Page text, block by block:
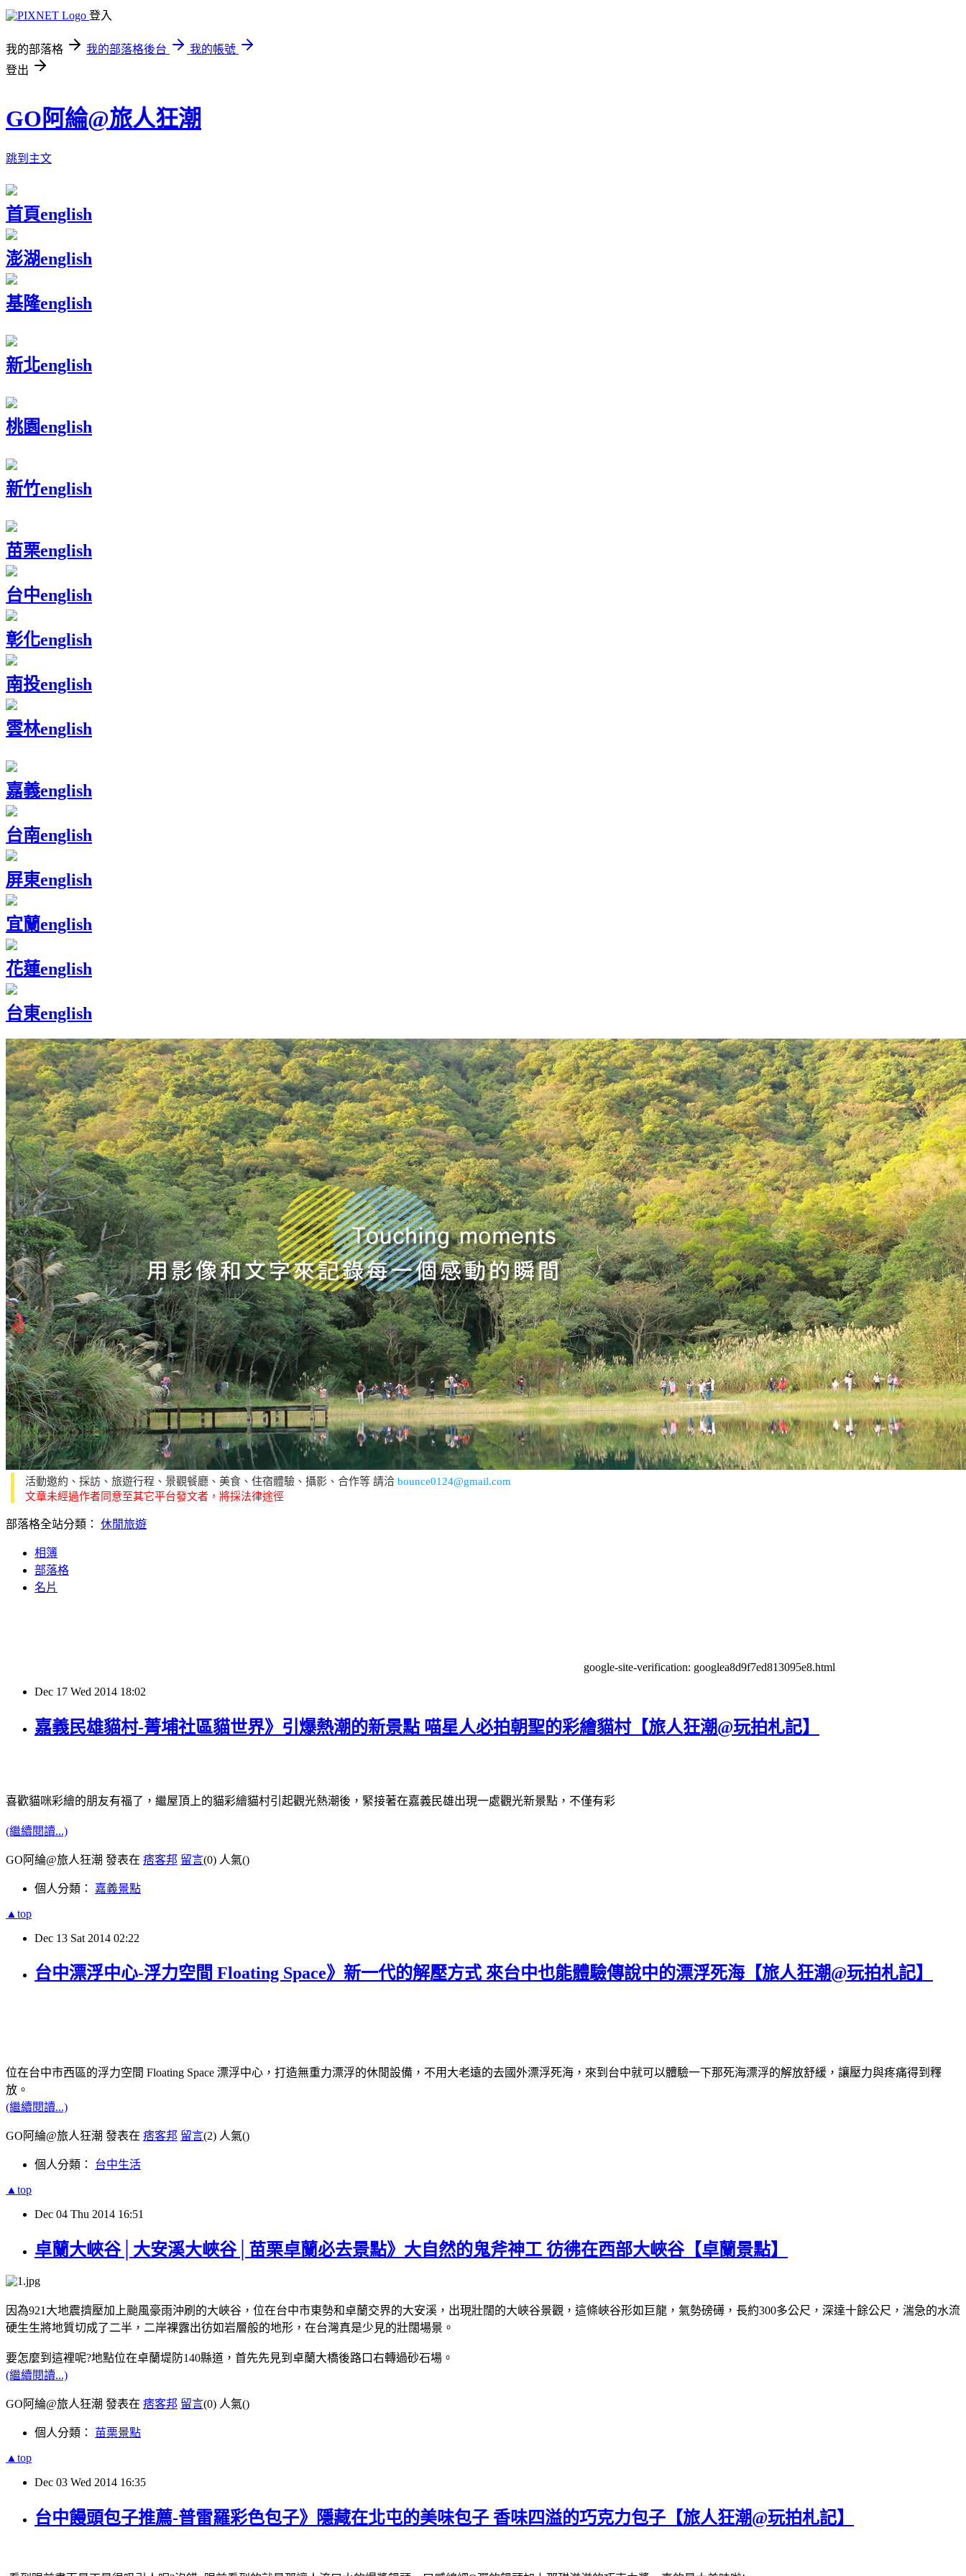
登入
我的部落格 我的部落格後台
我的帳號
登出
GO阿綸@旅人狂潮
跳到主文
首頁english
澎湖english
基隆english
新北english
桃園english
新竹english
苗栗english
台中english
彰化english
南投english
雲林english
嘉義english
台南english
屏東english
宜蘭english
花蓮english
台東english
活動邀約、採訪、旅遊行程、景觀餐廳、美食、住宿體驗、攝影、合作等 請洽 bounce0124@gmail.com
文章未經過作者同意至其它平台發文者，將採法律途徑
部落格全站分類： 休閒旅遊
相簿
部落格
名片
google-site-verification: googlea8d9f7ed813095e8.html
Dec 17 Wed 2014 18:02
嘉義民雄貓村-菁埔社區貓世界》引爆熱潮的新景點 喵星人必拍朝聖的彩繪貓村【旅人狂潮@玩拍札記】
喜歡貓咪彩繪的朋友有福了，繼屋頂上的貓彩繪貓村引起觀光熱潮後，緊接著在嘉義民雄出現一處觀光新景點，不僅有彩
(繼續閱讀...)
GO阿綸@旅人狂潮 發表在 痞客邦 留言(0) 人氣()
個人分類： 嘉義景點
▲top
Dec 13 Sat 2014 02:22
台中漂浮中心-浮力空間 Floating Space》新一代的解壓方式 來台中也能體驗傳說中的漂浮死海【旅人狂潮@玩拍札記】
位在台中市西區的浮力空間 Floating Space 漂浮中心，打造無重力漂浮的休閒設備，不用大老遠的去國外漂浮死海，來到台中就可以體驗一下那死海漂浮的解放舒緩，讓壓力與疼痛得到釋
放。
(繼續閱讀...)
GO阿綸@旅人狂潮 發表在 痞客邦 留言(2) 人氣()
個人分類： 台中生活
▲top
Dec 04 Thu 2014 16:51
卓蘭大峽谷│大安溪大峽谷│苗栗卓蘭必去景點》大自然的鬼斧神工 彷彿在西部大峽谷【卓蘭景點】
因為921大地震擠壓加上颱風豪雨沖刷的大峽谷，位在台中市東勢和卓蘭交界的大安溪，出現壯闊的大峽谷景觀，這條峽谷形如巨龍，氣勢磅礡，長約300多公尺，深達十餘公尺，湍急的水流
硬生生將地質切成了二半，二岸裸露出彷如岩層般的地形，在台灣真是少見的壯闊場景。
要怎麼到這裡呢?地點位在卓蘭堤防140縣道，首先先見到卓蘭大橋後路口右轉過砂石場。
(繼續閱讀...)
GO阿綸@旅人狂潮 發表在 痞客邦 留言(0) 人氣()
個人分類： 苗栗景點
▲top
Dec 03 Wed 2014 16:35
台中饅頭包子推薦-普雷羅彩色包子》隱藏在北屯的美味包子 香味四溢的巧克力包子【旅人狂潮@玩拍札記】